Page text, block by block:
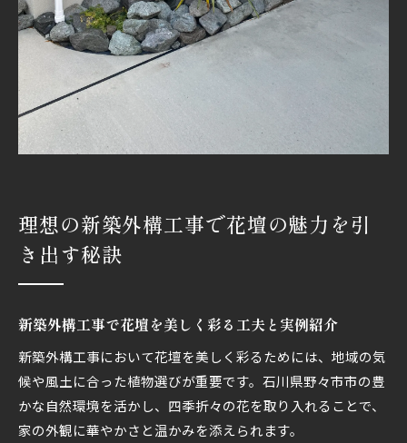
例
安心安全な外構計画と花壇で子育て環境を向上
外構アプローチを安く仕上げる新築のポイント
新築外構工事でアプローチを安く抑える方法
外構工事の費用を抑える花壇とアプローチ選び
新築外構工事でコストダウンできる施工例紹介
外構エクステリアで予算内に収める新築のコツ
花壇づくりが暮らしを変える外構工事の新常識
外構工事で花壇がもたらす日常のメリット解説
新築外構工事の花壇が子育てに与える良い影響
暮らしを彩る外構花壇の新しいトレンドとは
新築外構工事で生活動線に花壇を活用する方法
引き渡し後にもできる新築外構工事の進め方
理想の新築外構工事で花壇の魅力を引
き出す秘訣
新築外構工事で花壇を美しく彩る工夫と実例紹介
新築外構工事において花壇を美しく彩るためには、地域の気
候や風土に合った植物選びが重要です。石川県野々市市の豊
かな自然環境を活かし、四季折々の花を取り入れることで、
家の外観に華やかさと温かみを添えられます。